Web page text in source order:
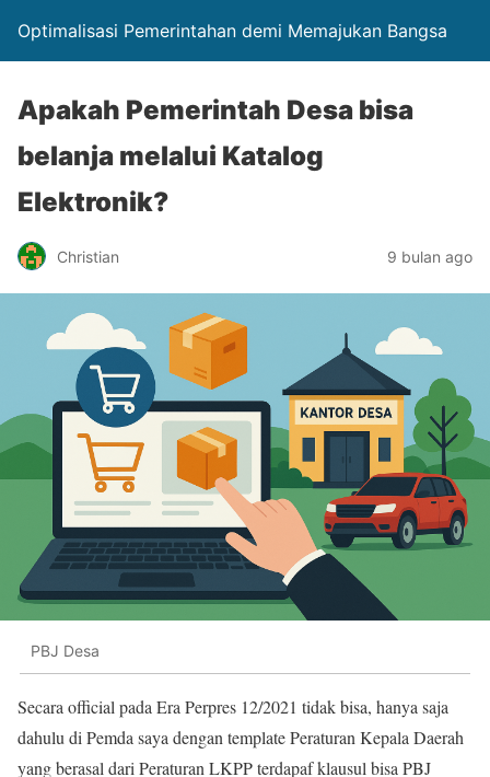
Optimalisasi Pemerintahan demi Memajukan Bangsa
Apakah Pemerintah Desa bisa
belanja melalui Katalog
Elektronik?
Christian 9 bulan ago
PBJ Desa
Secara official pada Era Perpres 12/2021 tidak bisa, hanya saja
dahulu di Pemda saya dengan template Peraturan Kepala Daerah
yang berasal dari Peraturan LKPP terdapaf klausul bisa PBJ